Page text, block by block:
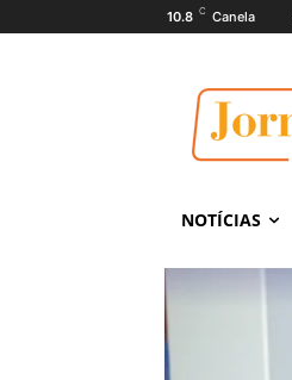
10.8 C Canela
NOTÍCIAS